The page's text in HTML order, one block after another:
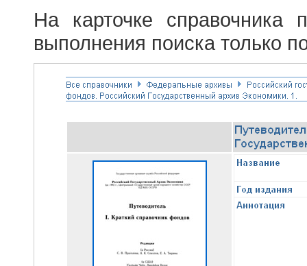
На карточке справочника
выполнения поиска только